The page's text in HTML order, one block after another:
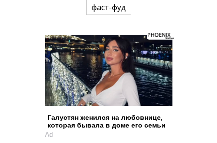
фаст-фуд
Галустян женился на любовнице,
которая бывала в доме его семьи
Ad